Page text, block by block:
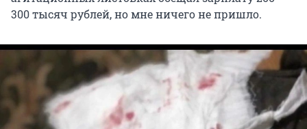
300 тысяч рублей, но мне ничего не пришло.